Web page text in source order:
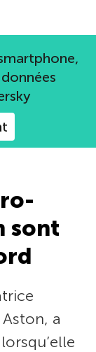
sont
a